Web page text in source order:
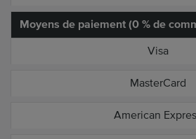
Moyens de paiement (0 % de
Visa
MasterCard
American